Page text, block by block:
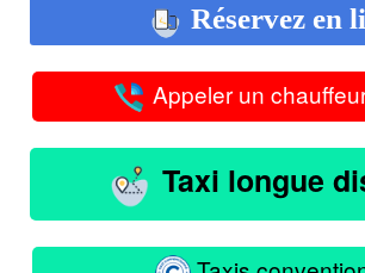
Réservez en
Appeler un
Taxi longue